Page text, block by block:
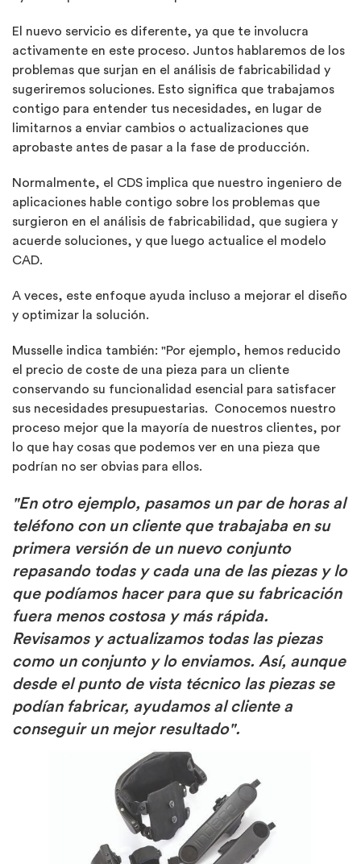
El nuevo servicio es diferente, ya que te involucra
activamente en este proceso. Juntos hablaremos de los
problemas que surjan en el análisis de fabricabilidad y
sugeriremos soluciones. Esto significa que trabajamos
contigo para entender tus necesidades, en lugar de
limitarnos a enviar cambios o actualizaciones que
aprobaste antes de pasar a la fase de producción.
Normalmente, el CDS implica que nuestro ingeniero de
aplicaciones hable contigo sobre los problemas que
surgieron en el análisis de fabricabilidad, que sugiera y
acuerde soluciones, y que luego actualice el modelo
CAD.
A veces, este enfoque ayuda incluso a mejorar el diseño
y optimizar la solución.
Musselle indica también: "Por ejemplo, hemos reducido
el precio de coste de una pieza para un cliente
conservando su funcionalidad esencial para satisfacer
sus necesidades presupuestarias. Conocemos nuestro
proceso mejor que la mayoría de nuestros clientes, por
lo que hay cosas que podemos ver en una pieza que
podrían no ser obvias para ellos.
"En otro ejemplo, pasamos un par de horas al
teléfono con un cliente que trabajaba en su
primera versión de un nuevo conjunto
repasando todas y cada una de las piezas y lo
que podíamos hacer para que su fabricación
fuera menos costosa y más rápida.
Revisamos y actualizamos todas las piezas
como un conjunto y lo enviamos. Así, aunque
desde el punto de vista técnico las piezas se
podían fabricar, ayudamos al cliente a
conseguir un mejor resultado".